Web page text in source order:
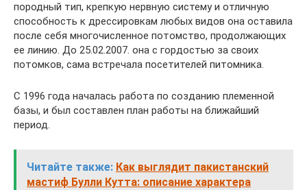
породный тип, крепкую нервную систему и отличную
способность к дрессировкам любых видов она оставила
после себя многочисленное потомство, продолжающих
ее линию. До 25.02.2007. она с гордостью за своих
потомков, сама встречала посетителей питомника.
С 1996 года началась работа по созданию племенной
базы, и был составлен план работы на ближайший
период.
Читайте также: Как выглядит пакистанский
мастиф Булли Кутта: описание характера